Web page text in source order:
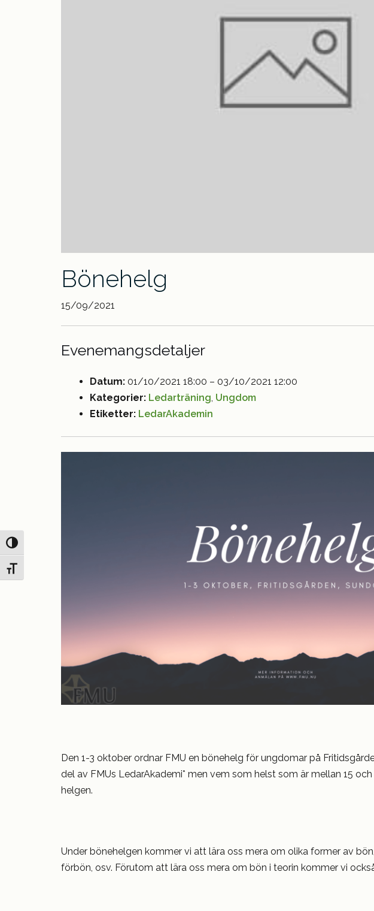
Slå på/av hög kontrast
Slå på/av textstorlek
Bönehelg
15/09/2021
Evenemangsdetaljer
Datum: 01/10/2021 18:00 – 03/10/2021 12:00
Kategorier: Ledarträning, Ungdom
Etiketter: LedarAkademin
Den 1-3 oktober ordnar FMU en bönehelg för ungdomar på
del av FMUs LedarAkademi* men vem som helst som är mellan 15
helgen.
Under bönehelgen kommer vi att lära oss mera om olika former av
förbön, osv. Förutom att lära oss mera om bön i teorin kommer vi